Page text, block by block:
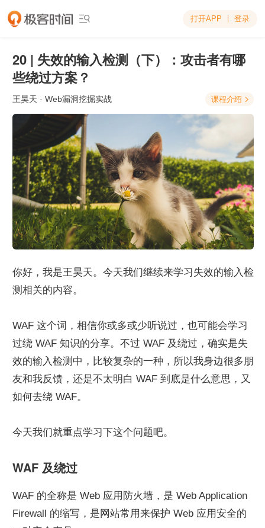
 打开APP 登录
20 | 失效的输入检测（下）：攻击者有哪
些绕过方案？
王昊天 · Web漏洞挖掘实战 课程介绍 
你好，我是王昊天。今天我们继续来学习失效的输入检
测相关的内容。
WAF 这个词，相信你或多或少听说过，也可能会学习
过绕 WAF 知识的分享。不过 WAF 及绕过，确实是失
效的输入检测中，比较复杂的一种，所以我身边很多朋
友和我反馈，还是不太明白 WAF 到底是什么意思，又
如何去绕 WAF。
今天我们就重点学习下这个问题吧。
WAF 及绕过
WAF 的全称是 Web 应用防火墙，是 Web Application
Firewall 的缩写，是网站常用来保护 Web 应用安全的